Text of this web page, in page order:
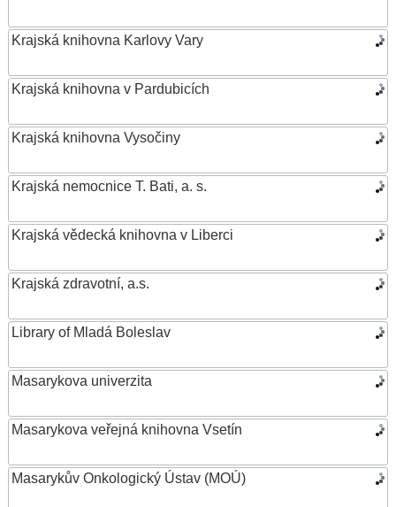
Krajská knihovna Karlovy Vary
Krajská knihovna v Pardubicích
Krajská knihovna Vysočiny
Krajská nemocnice T. Bati, a. s.
Krajská vědecká knihovna v Liberci
Krajská zdravotní, a.s.
Library of Mladá Boleslav
Masarykova univerzita
Masarykova veřejná knihovna Vsetín
Masarykův Onkologický Ústav (MOÚ)